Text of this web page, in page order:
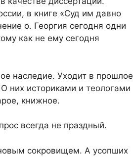
в книге «Суд им давно
о. Георгия сегодня одни
как не ему сегодня
наследие. Уходит в прошлое
них историками и теологами
книжное.
всегда не праздный.
сокровищем. А усопших